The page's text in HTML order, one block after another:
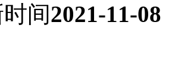
间2021-11-08